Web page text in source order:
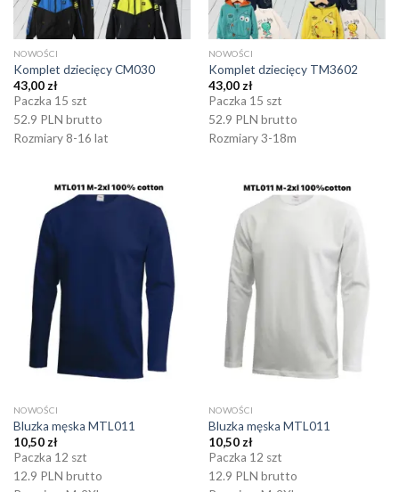
NOWOŚCI
Komplet dziecięcy CM030
43,00 zł
Paczka 15 szt
52.9 PLN brutto
Rozmiary 8-16 lat
NOWOŚCI
Komplet dziecięcy TM3602
43,00 zł
Paczka 15 szt
52.9 PLN brutto
Rozmiary 3-18m
NOWOŚCI
Bluzka męska MTL011
10,50 zł
Paczka 12 szt
12.9 PLN brutto
NOWOŚCI
Bluzka męska MTL011
10,50 zł
Paczka 12 szt
12.9 PLN brutto